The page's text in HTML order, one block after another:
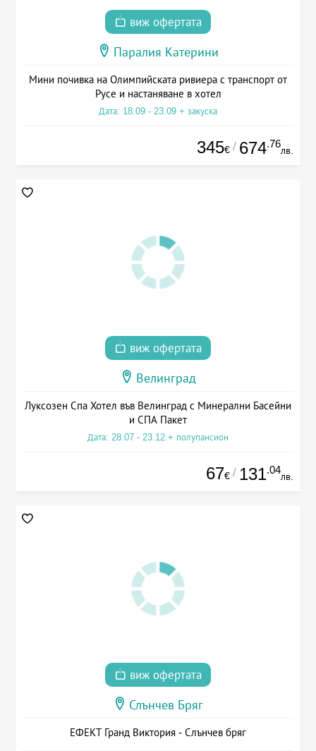
виж офертата
Паралия Катерини
Мини почивка на Олимпийската ривиера с транспорт от
Русе и настаняване в хотел
Дата: 18.09 - 23.09 + закуска
345€ / 674.76
лв.
виж офертата
Велинград
Луксозен Спа Хотел във Велинград с Минерални Басейни
и СПА Пакет
Дата: 28.07 - 23.12 + полупансион
67€ / 131.04
лв.
виж офертата
Слънчев Бряг
ЕФЕКТ Гранд Виктория - Слънчев бряг